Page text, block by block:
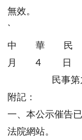
無效。
`
中 華
月 4 日
民事第九庭
附記：
一、本公示催告
法院網站。